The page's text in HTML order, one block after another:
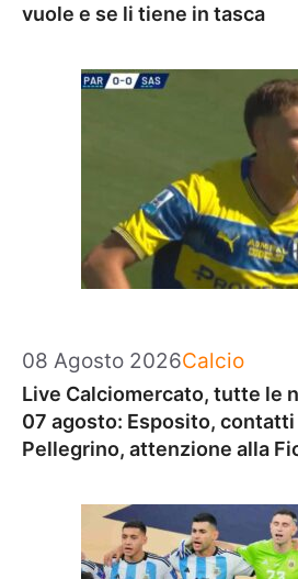
vuole e se li tiene in tasca
08 Agosto 2026Categorie
Calcio
Live Calciomercato, tutte le
07 agosto: Esposito, contatti
Pellegrino, attenzione alla